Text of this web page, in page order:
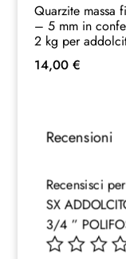
Quarzite massa
– 5 mm in
2 kg per
14,00 €
Recensioni
Recensisci
SX
3/4 ”